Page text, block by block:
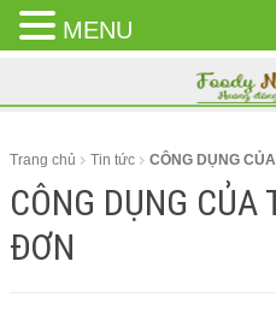
MENU
Trang chủ Tin tức CÔNG DỤNG
CÔNG DỤNG CỦA
ĐƠN
MENU